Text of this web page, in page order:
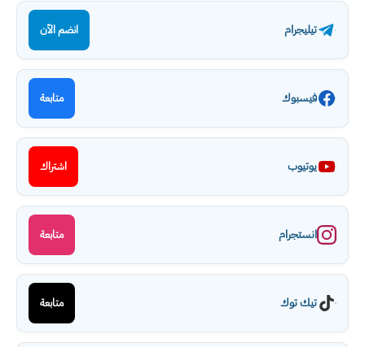
تيليجرام انضم الآن
فيسبوك متابعة
يوتيوب اشتراك
انستجرام متابعة
تيك توك متابعة